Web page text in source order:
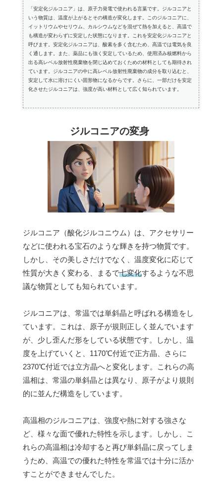
「安定化ジルコニア」は、原子力発電で使われる言葉です。ジルコニアと
いう物質は、温度が上がるとその構造が変化します。このジルコニアに、
イットリウムやセリウム、カルシウムなどを混ぜて熱を加えると、高温で
も構造が変わらずに安定した状態になります。これを安定化ジルコニアと
呼びます。安定化ジルコニアは、酸素を多く含むため、高温では電気を良
く通します。また、薬品にも強く安定しているため、使用済み核燃料から
出る高レベル放射性廃棄物を閉じ込めておくための材料としても期待され
ています。ジルコニアの中に高レベル放射性廃棄物の成分を取り込むと、
安定して水に溶けにくい固形物になるからです。さらに、一部だけを安定
化させたジルコニアは、強度が高い材料として広く知られています。
ジルコニアの変身
ジルコニア（酸化ジルコニウム）は、アクセサリー
などに使われる宝石のような輝きを持つ物質です。
しかし、その美しさだけでなく、温度変化に応じて
性質が大きく変わる、まるで七変化するような不思
議な物質としても知られています。
ジルコニアは、常温では単斜晶と呼ばれる構造をし
ています。これは、原子が規則正しく並んでいます
が、少し歪んだ形をしている状態です。しかし、温
度を上げていくと、1170℃付近で正方晶、さらに
2370℃付近では立方晶へと変化します。これらの高
温相は、常温の単斜晶とは異なり、原子がより規則
的に並んだ構造をしています。
高温相のジルコニアは、強度や熱に対する強さな
ど、様々な面で優れた特性を示します。しかし、こ
れらの高温相は冷却すると再び単斜晶に戻ってしま
うため、高温での優れた特性を常温では十分に活か
すことができませんでした。